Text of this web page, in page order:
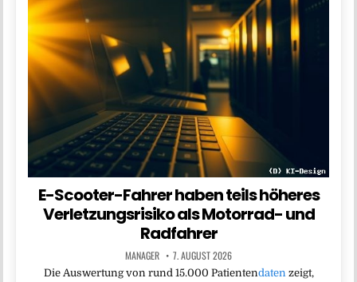
E-Scooter-Fahrer haben teils höheres
Verletzungsrisiko als Motorrad- und
Radfahrer
MANAGER 7. AUGUST 2026
Die Auswertung von rund 15.000 Patientendatenzeigt,